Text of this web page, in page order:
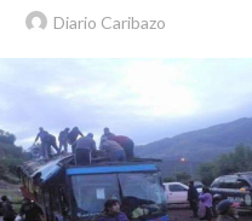
Diario Caribazo